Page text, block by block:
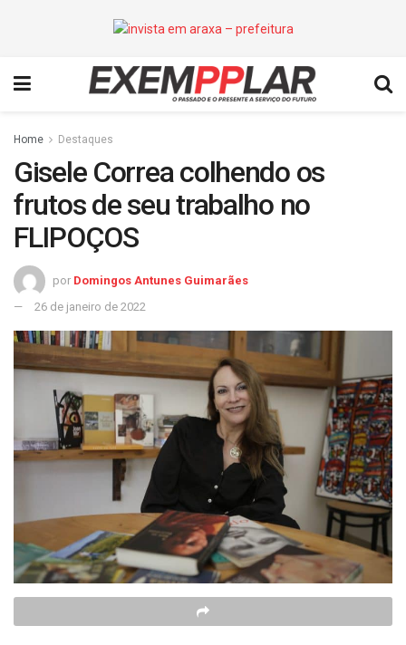
Home Destaques
Gisele Correa colhendo os
frutos de seu trabalho no
FLIPOÇOS
por Domingos Antunes Guimarães
26 de janeiro de 2022